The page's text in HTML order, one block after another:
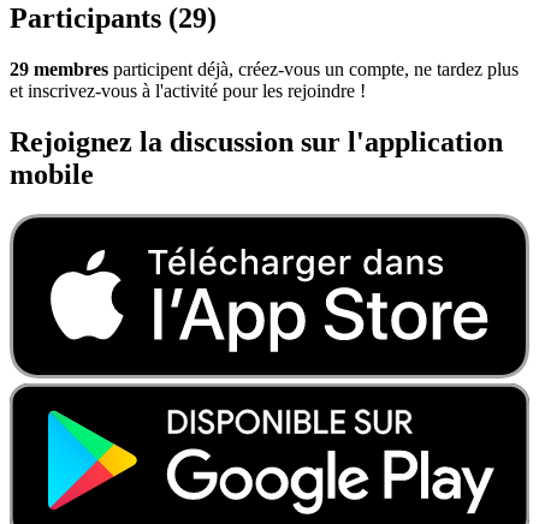
Participants (29)
29 membres participent déjà, créez-vous un compte, ne tardez plus
et inscrivez-vous à l'activité pour les rejoindre !
Rejoignez la discussion sur l'application
mobile